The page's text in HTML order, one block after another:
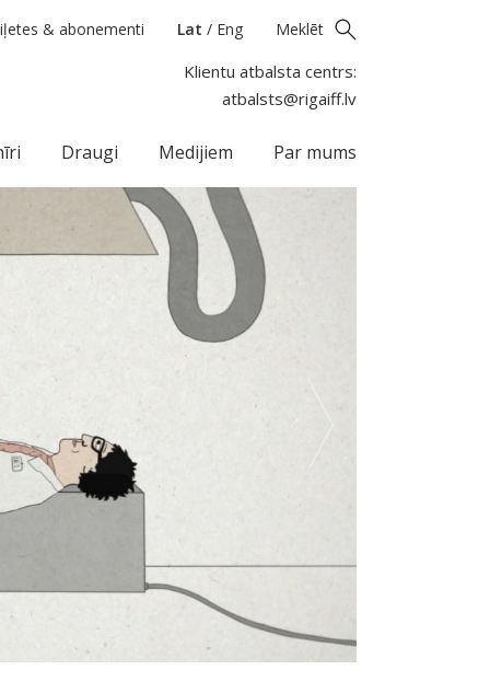
& abonementi Lat / Eng Meklēt
Klientu atbalsta centrs:
atbalsts@rigaiff.lv
Draugi Medijiem Par mums